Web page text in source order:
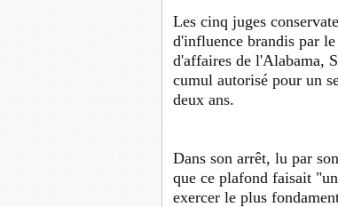
Les cinq juges
d'influence brandis par
d'affaires de l'Alabama,
cumul autorisé pour un
deux ans.
Dans son arrêt, lu par
que ce plafond faisait
exercer le plus